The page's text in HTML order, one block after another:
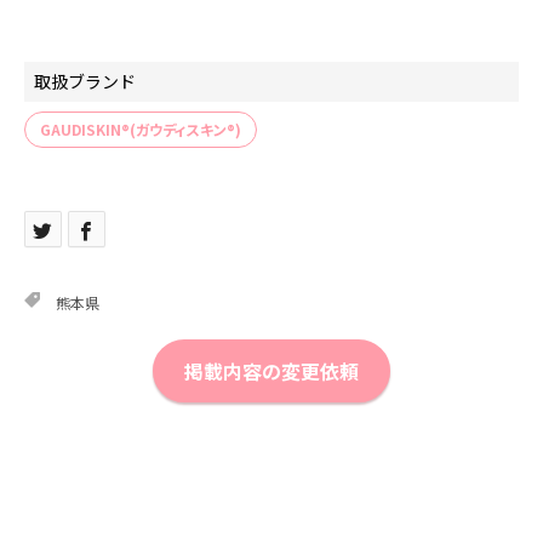
取扱ブランド
GAUDISKIN®(ガウディスキン®)
熊本県
掲載内容の変更依頼